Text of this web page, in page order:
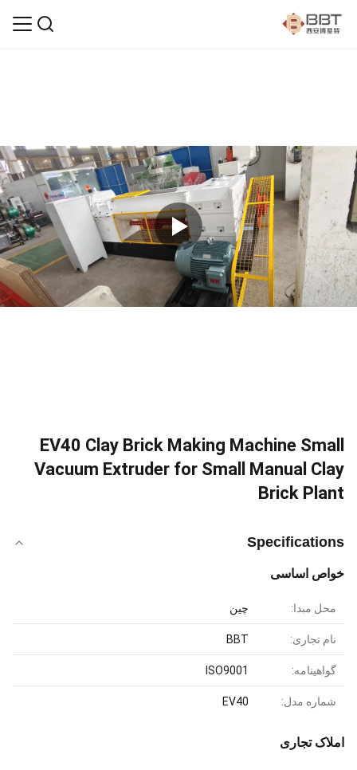
EV40 Clay Brick Making Machine Small
Vacuum Extruder for Small Manual Clay
Brick Plant
Specifications
خواص اساسی
محل مبدا: چین
نام تجاری: BBT
گواهینامه: ISO9001
شماره مدل: EV40
املاک تجاری